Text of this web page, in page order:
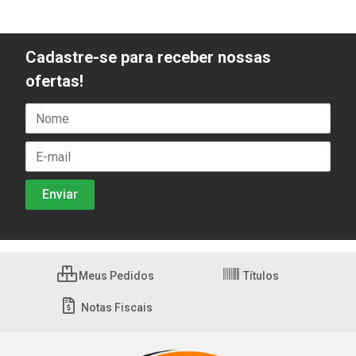
Cadastre-se para receber nossas
ofertas!
Meus Pedidos Títulos
Notas Fiscais